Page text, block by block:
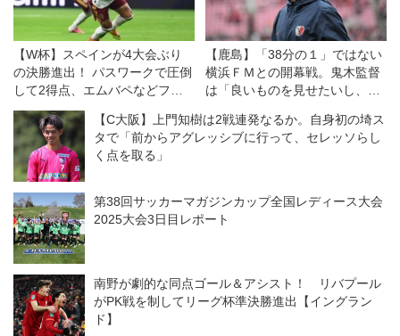
【W杯】スペインが4大会ぶり
の決勝進出！ パスワークで圧倒
して2得点、エムバペなどフラ
ンスの強力攻撃陣を封じて快勝
【鹿島】「38分の１」ではない
横浜ＦＭとの開幕戦。鬼木監督
は「良いものを見せたいし、決
【C大阪】上門知樹は2戦連発なるか。自身初の埼ス
タで「前からアグレッシブに行って、セレッソらし
く点を取る」
第38回サッカーマガジンカップ全国レディース大会
2025大会3日目レポート
南野が劇的な同点ゴール＆アシスト！ リバプール
がPK戦を制してリーグ杯準決勝進出【イングラン
ド】